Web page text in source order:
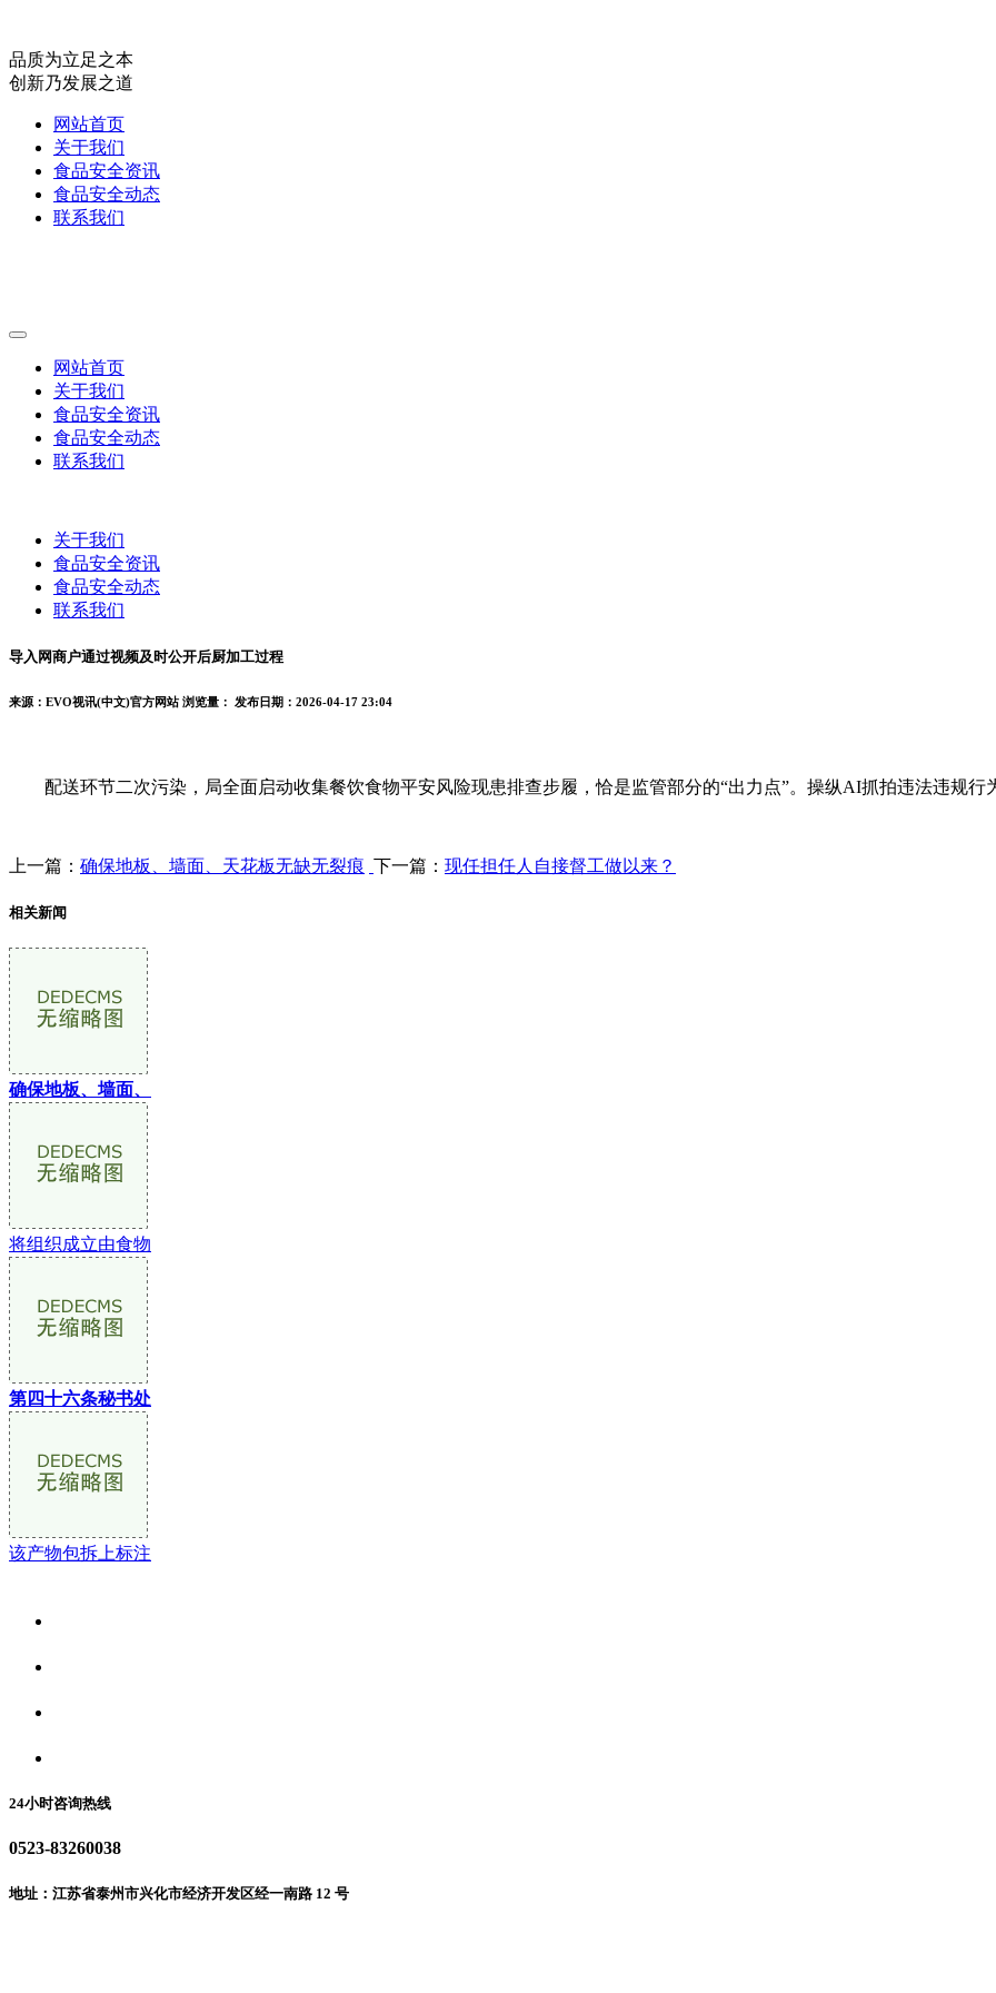
品质为立足之本
创新乃发展之道
网站首页
关于我们
食品安全资讯
食品安全动态
联系我们
网站首页
关于我们
食品安全资讯
食品安全动态
联系我们
关于我们
食品安全资讯
食品安全动态
联系我们
导入网商户通过视频及时公开后厨加工过程
来源：EVO视讯(中文)官方网站 浏览量： 发布日期：2026-04-17 23:04
配送环节二次污染，局全面启动收集餐饮食物平安风险现患排查步履，恰是监管部分的“出力点”。操纵AI抓拍违法违规行
上一篇： 确保地板、墙面、天花板无缺无裂痕 下一篇： 现任担任人自接督工做以来？
相关新闻
确保地板、墙面、
将组织成立由食物
第四十六条秘书处
该产物包拆上标注
24小时咨询热线
0523-83260038
地址：江苏省泰州市兴化市经济开发区经一南路 12 号